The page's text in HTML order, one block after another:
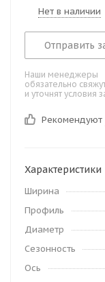
Нет в наличии
Отправить
Наши менеджеры
обязательно
и уточнят условия
Рекомендуют
Характеристики
Ширина
Профиль
Диаметр
Сезонность
Ось